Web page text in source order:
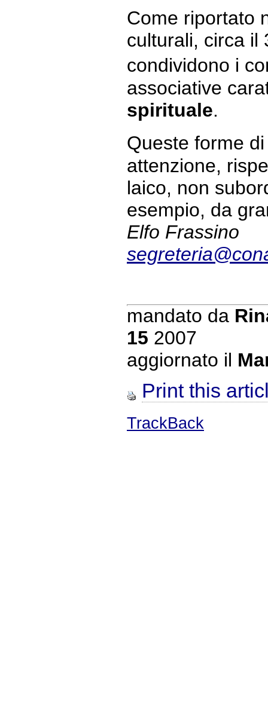
Come riportato
culturali, circa il
condividono i
associative
spirituale.
Queste forme
attenzione,
laico, non
esempio, da
Elfo Frassino
mandato da
15 2007
aggiornato il
Print this
TrackBack